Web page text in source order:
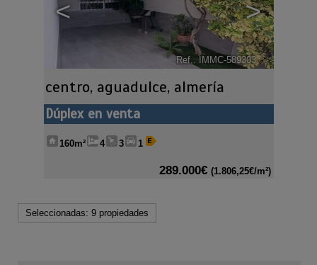
< >
Ref.. IMMC-589303 🔗
centro, aguadulce, almería
Dúplex en venta
160m² 4 3 1
289.000€ (1.806,25€/m²)
Seleccionadas: 9 propiedades